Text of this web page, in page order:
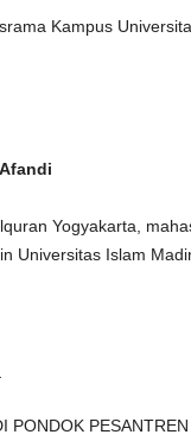
Kampus
Yogyakarta,
Universitas Islam
PONDOK PESANTREN